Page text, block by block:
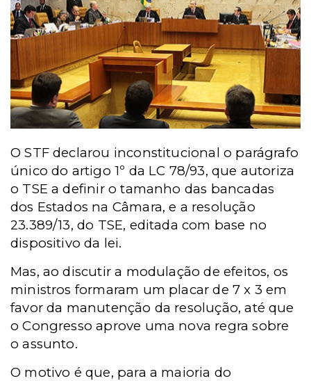
O STF declarou inconstitucional o parágrafo
único do artigo 1º da LC 78/93, que autoriza
o TSE a definir o tamanho das bancadas
dos Estados na Câmara, e a resolução
23.389/13, do TSE, editada com base no
dispositivo da lei.
Mas, ao discutir a modulação de efeitos, os
ministros formaram um placar de 7 x 3 em
favor da manutenção da resolução, até que
o Congresso aprove uma nova regra sobre
o assunto.
O motivo é que, para a maioria do